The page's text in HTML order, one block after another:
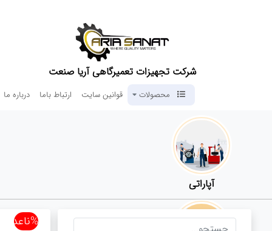
شرکت تجهیزات تعمیرگاهی آریا صنعت
محصولات قوانین سایت ارتباط باما درباره ما
آپاراتی
%ناعدد